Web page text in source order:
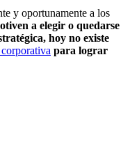
y oportunamente a los
a elegir o quedarse
hoy no existe
para lograr